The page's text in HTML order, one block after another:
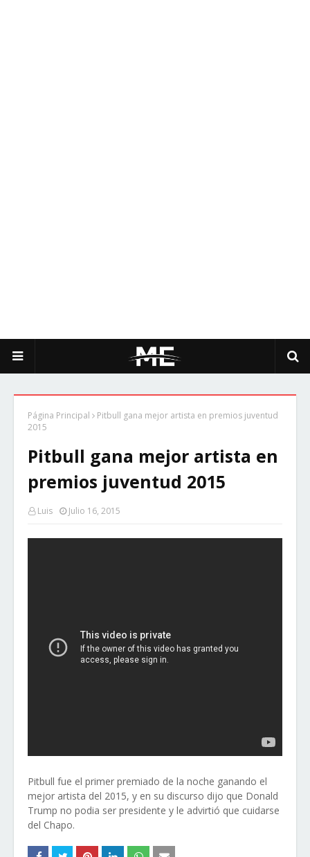
Página Principal
Pitbull gana mejor artista en premios juventud
2015
Pitbull gana mejor artista en
premios juventud 2015
Luis Julio 16, 2015
Pitbull fue el primer premiado de la noche ganando el
mejor artista del 2015, y en su discurso dijo que Donald
Trump no podia ser presidente y le advirtió que cuidarse
del Chapo.